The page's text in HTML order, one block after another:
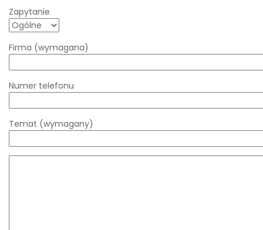
Zapytanie
Firma (wymagana)
Numer telefonu
Temat (wymagany)